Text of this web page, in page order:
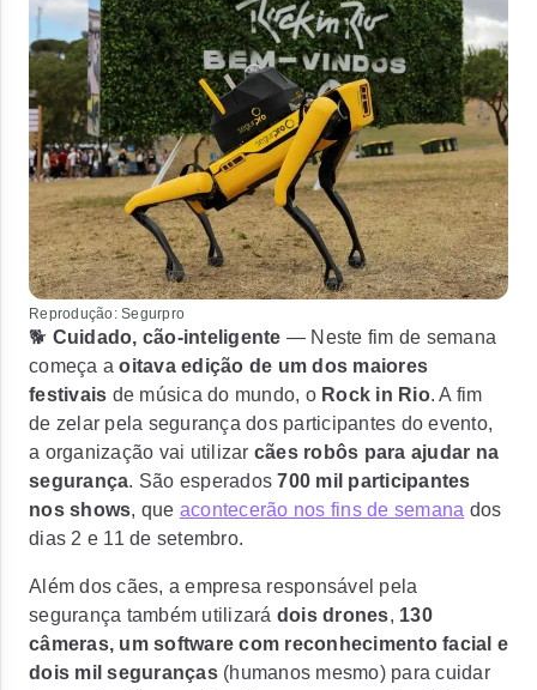
Reprodução: Segurpro
🐕 Cuidado, cão-inteligente — Neste fim de semana
começa aoitava edição de um dos maiores
festivais de música do mundo, o Rock in Rio. A fim
de zelar pela segurança dos participantes do evento,
a organização vai utilizar cães robôs para ajudar na
segurança. São esperados700 mil participantes
nos shows, que acontecerão nos fins de semana dos
dias 2 e 11 de setembro.
Além dos cães, a empresa responsável pela
segurança também utilizará dois drones, 130
câmeras, um software com reconhecimento facial e
dois mil seguranças(humanos mesmo) para cuidar